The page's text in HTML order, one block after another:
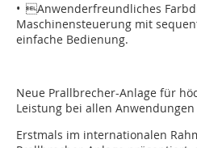
• Anwenderfreundliches
Maschinensteuerung mit
einfache Bedienung.
Neue Prallbrecher-Anlage für
Leistung bei allen Anwendungen
Erstmals im internationalen